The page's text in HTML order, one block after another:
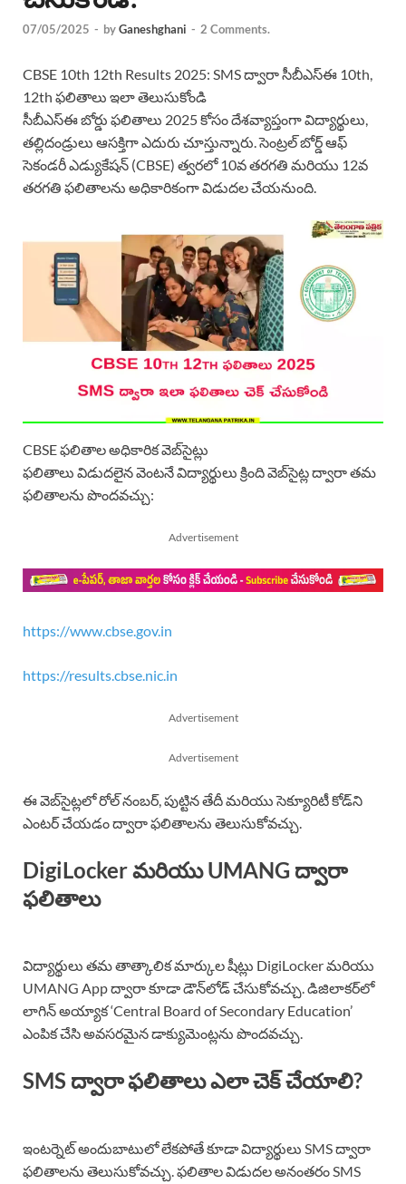
07/05/2025 - byGaneshghani - 2 Comments.
CBSE 10th 12th Results 2025: SMS ద్వారా సీబీఎస్‌ఈ 10th,
12th ఫలితాలు ఇలా తెలుసుకోండి
సీబీఎస్‌ఈ బోర్డు ఫలితాలు 2025 కోసం దేశవ్యాప్తంగా విద్యార్థులు,
తల్లిదండ్రులు ఆసక్తిగా ఎదురు చూస్తున్నారు. సెంట్రల్ బోర్డ్ ఆఫ్
సెకండరీ ఎడ్యుకేషన్ (CBSE) త్వరలో 10వ తరగతి మరియు 12వ
తరగతి ఫలితాలను అధికారికంగా విడుదల చేయనుంది.
CBSE ఫలితాల అధికారిక వెబ్‌సైట్లు
ఫలితాలు విడుదలైన వెంటనే విద్యార్థులు క్రింది వెబ్‌సైట్ల ద్వారా తమ
ఫలితాలను పొందవచ్చు:
Advertisement
https://www.cbse.gov.in
https://results.cbse.nic.in
Advertisement
Advertisement
ఈ వెబ్‌సైట్లలో రోల్‌ నంబర్‌, పుట్టిన తేదీ మరియు సెక్యూరిటీ కోడ్‌ని
ఎంటర్‌ చేయడం ద్వారా ఫలితాలను తెలుసుకోవచ్చు.
DigiLocker మరియు UMANG ద్వారా
ఫలితాలు
విద్యార్థులు తమ తాత్కాలిక మార్కుల షీట్లు DigiLocker మరియు
UMANG App ద్వారా కూడా డౌన్‌లోడ్ చేసుకోవచ్చు. డిజిలాకర్‌లో
లాగిన్‌ అయ్యాక ‘Central Board of Secondary Education’
ఎంపిక చేసి అవసరమైన డాక్యుమెంట్లను పొందవచ్చు.
SMS ద్వారా ఫలితాలు ఎలా చెక్‌ చేయాలి?
ఇంటర్నెట్‌ అందుబాటులో లేకపోతే కూడా విద్యార్థులు SMS ద్వారా
ఫలితాలను తెలుసుకోవచ్చు. ఫలితాల విడుదల అనంతరం SMS